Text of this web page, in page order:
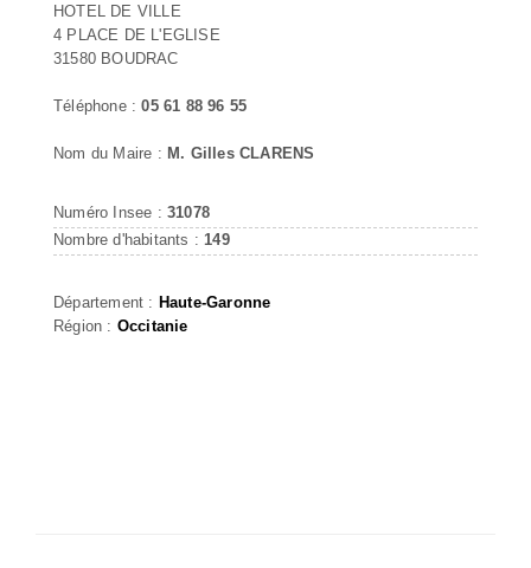
HOTEL DE VILLE
4 PLACE DE L'EGLISE
31580 BOUDRAC
Téléphone :05 61 88 96 55
Nom du Maire : M. Gilles CLARENS
Numéro Insee : 31078
Nombre d'habitants : 149
Département : Haute-Garonne
Région : Occitanie